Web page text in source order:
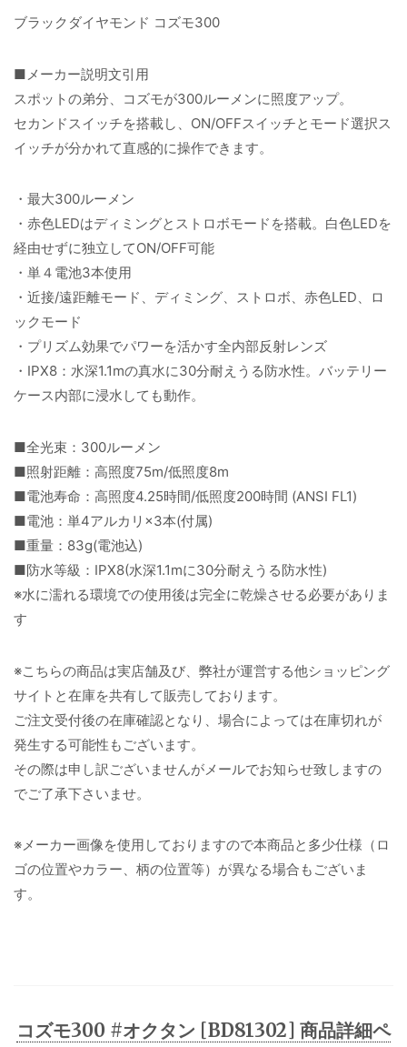
ブラックダイヤモンド コズモ300
■メーカー説明文引用
スポットの弟分、コズモが300ルーメンに照度アップ。
セカンドスイッチを搭載し、ON/OFFスイッチとモード選択ス
イッチが分かれて直感的に操作できます。
・最大300ルーメン
・赤色LEDはディミングとストロボモードを搭載。白色LEDを
経由せずに独立してON/OFF可能
・単４電池3本使用
・近接/遠距離モード、ディミング、ストロボ、赤色LED、ロ
ックモード
・プリズム効果でパワーを活かす全内部反射レンズ
・IPX8：水深1.1mの真水に30分耐えうる防水性。バッテリー
ケース内部に浸水しても動作。
■全光束：300ルーメン
■照射距離：高照度75m/低照度8m
■電池寿命：高照度4.25時間/低照度200時間 (ANSI FL1)
■電池：単4アルカリ×3本(付属)
■重量：83g(電池込)
■防水等級：IPX8(水深1.1mに30分耐えうる防水性)
※水に濡れる環境での使用後は完全に乾燥させる必要がありま
す
※こちらの商品は実店舗及び、弊社が運営する他ショッピング
サイトと在庫を共有して販売しております。
ご注文受付後の在庫確認となり、場合によっては在庫切れが
発生する可能性もございます。
その際は申し訳ございませんがメールでお知らせ致しますの
でご了承下さいませ。
※メーカー画像を使用しておりますので本商品と多少仕様（ロ
ゴの位置やカラー、柄の位置等）が異なる場合もございま
す。
コズモ300 #オクタン [BD81302] 商品詳細ペ